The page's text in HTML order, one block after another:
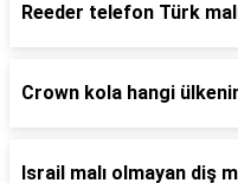
Reeder telefon Türk
Crown kola hangi
Israil malı olmayan diş